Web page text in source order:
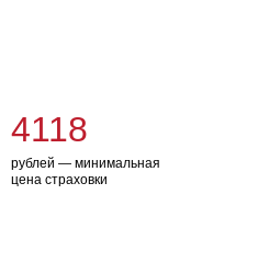
4118
рублей — минимальная
цена страховки